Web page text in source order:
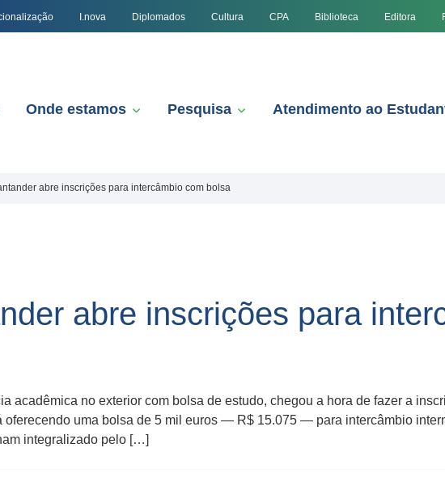
I.nova Diplomados Cultura CPA Biblioteca Editora
Onde estamos Pesquisa Atendimento ao
abre inscrições para intercâmbio com bolsa
abre inscrições para
acadêmica no exterior com bolsa de estudo, chegou a hora de fazer a
oferecendo uma bolsa de 5 mil euros — R$ 15.075 — para intercâmbio
integralizado pelo […]